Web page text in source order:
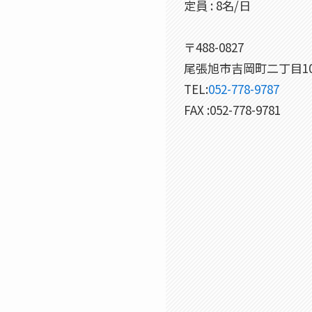
定員 : 8名/日
〒488-0827
尾張旭市吉岡町二丁目
TEL:052-778-9787
FAX :052-778-9781